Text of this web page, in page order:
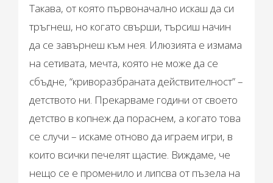
Такава, от която първоначално искаш да си
тръгнеш, но когато свърши, търсиш начин
да се завърнеш към нея. Илюзията е измама
на сетивата, мечта, която не може да се
сбъдне, “криворазбраната действителност” –
детството ни. Прекарваме години от своето
детство в копнеж да пораснем, а когато това
се случи – искаме отново да играем игри, в
които всички печелят щастие. Виждаме, че
нещо се е променило и липсва от пъзела на